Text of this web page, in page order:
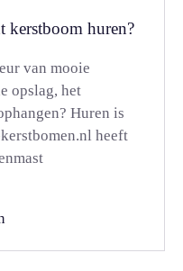
kerstboom huren?
van mooie
opslag, het
Huren is
heeft